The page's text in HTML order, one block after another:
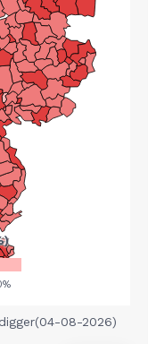
08-2026)